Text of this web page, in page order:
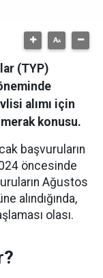
(TYP)
alımı için
konusu.
başvuruların
öncesinde
Ağustos
alındığında,
olası.